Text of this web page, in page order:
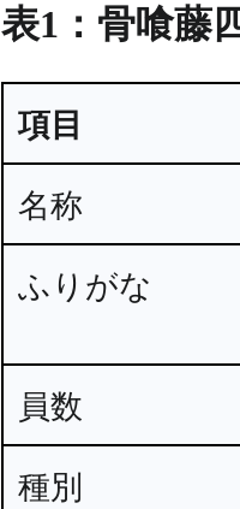
表1：骨喰藤
項目
名称
ふりがな
員数
種別